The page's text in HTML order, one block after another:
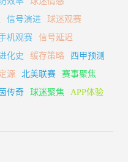
信号演进
球迷观赛
机观赛
信号延迟
化史 缓存策略
西甲预测
源 北美联赛
赛事聚焦
传奇 球迷聚焦 APP体验